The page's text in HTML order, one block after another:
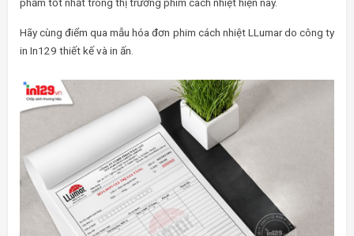
Hãy cùng điểm qua mẫu hóa đơn phim cách nhiệt LLumar do công ty
in In129 thiết kế và in ấn.